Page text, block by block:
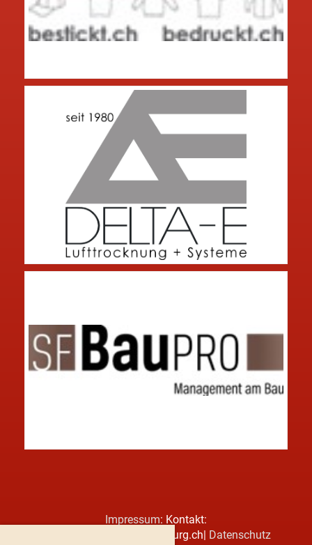
Impressum: Kontakt:
markus.villiger@sgrothenburg.ch| Datenschutz